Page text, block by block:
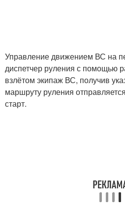
Управление движением ВС на
диспетчер руления с помощью
взлётом экипаж ВС, получив
маршруту руления
старт.